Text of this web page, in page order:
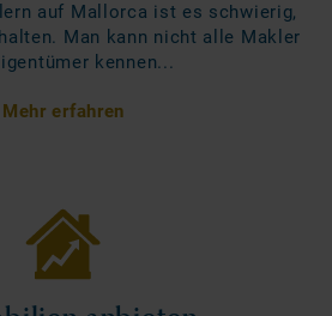
auf Mallorca ist es schwierig,
Man kann nicht alle Makler
kennen...
Mehr erfahren